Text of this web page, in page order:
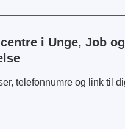
i Unge, Job og
telefonnumre og link til